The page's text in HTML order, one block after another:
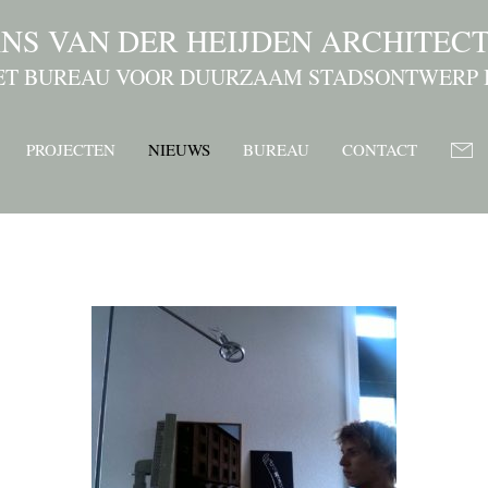
VAN DER HEIJDEN
BUREAU VOOR DUURZAAM STADSONTWERP
PROJECTEN NIEUWS BUREAU CONTACT